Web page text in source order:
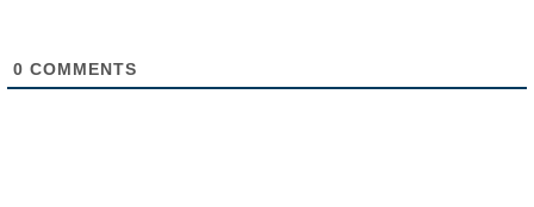
0 COMMENTS